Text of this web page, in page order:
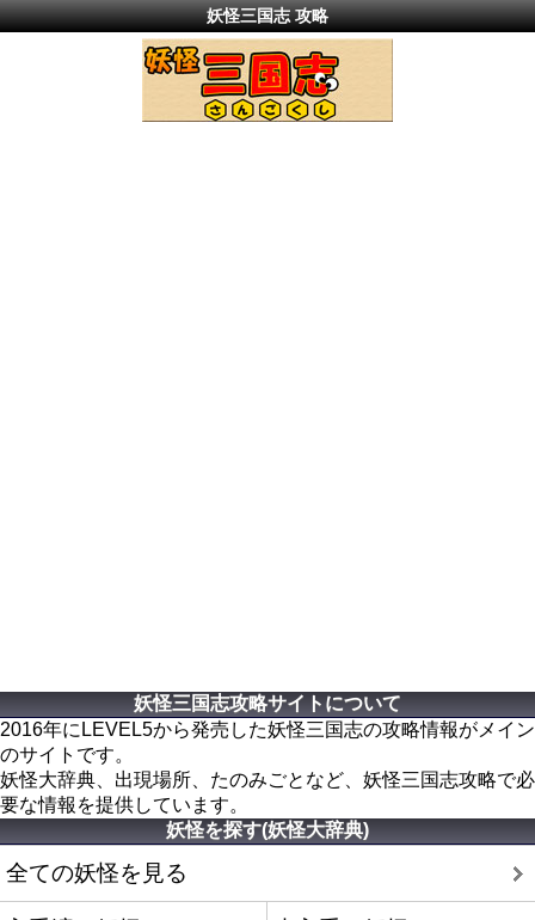
妖怪三国志 攻略
妖怪三国志攻略サイトについて
2016年にLEVEL5から発売した妖怪三国志の攻略情報がメイン
のサイトです。
妖怪大辞典、出現場所、たのみごとなど、妖怪三国志攻略で必
要な情報を提供しています。
妖怪を探す(妖怪大辞典)
全ての妖怪を見る